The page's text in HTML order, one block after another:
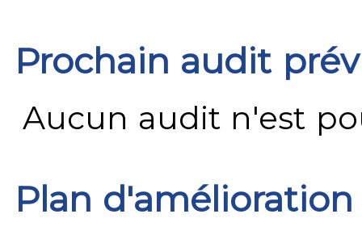
Prochain audit
Aucun audit n'est
Plan